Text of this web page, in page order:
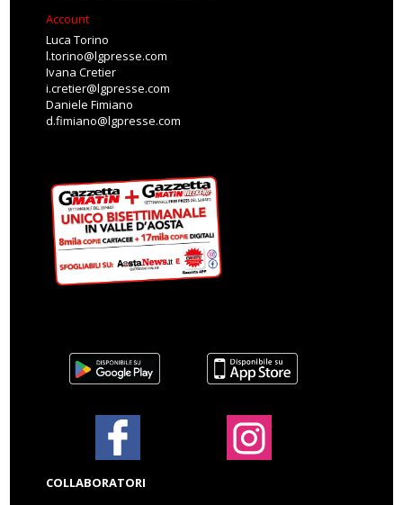
Account
Luca Torino
l.torino@lgpresse.com
Ivana Cretier
i.cretier@lgpresse.com
Daniele Fimiano
d.fimiano@lgpresse.com
COLLABORATORI